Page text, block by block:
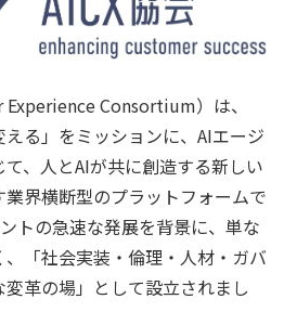
Consortium）は、
える」をミッションに、AIエージ
、人とAIが共に創造する新しい
界横断型のプラットフォームで
トの急速な発展を背景に、単な
「社会実装・倫理・人材・ガバ
革の場」として設立されまし